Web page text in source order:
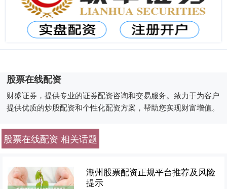
股票在线配资
财盛证券，提供专业的证券配资咨询和交易服务。致力于为客户
提供优质的炒股配资和个性化配资方案，帮助您实现财富增值。
股票在线配资 相关话题
潮州股票配资正规平台推荐及风险
提示